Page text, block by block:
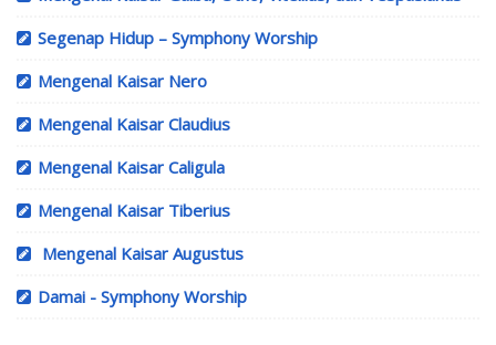
Segenap Hidup – Symphony Worship
Mengenal Kaisar Nero
Mengenal Kaisar Claudius
Mengenal Kaisar Caligula
Mengenal Kaisar Tiberius
Mengenal Kaisar Augustus
Damai - Symphony Worship